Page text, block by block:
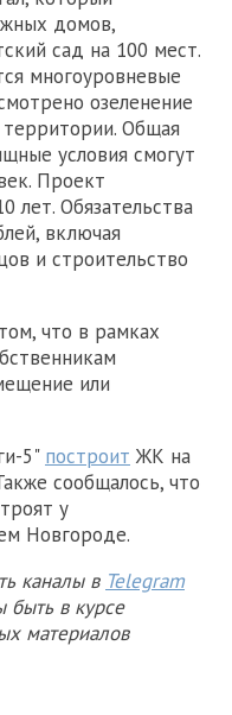
домов,
сад на 100 мест.
многоуровневые
озеленение
Общая
условия смогут
Проект
лет. Обязательства
включая
и строительство
что в рамках
или
5" построит ЖК на
сообщалось, что
у
Новгороде.
каналы в Telegram
быть в курсе
материалов